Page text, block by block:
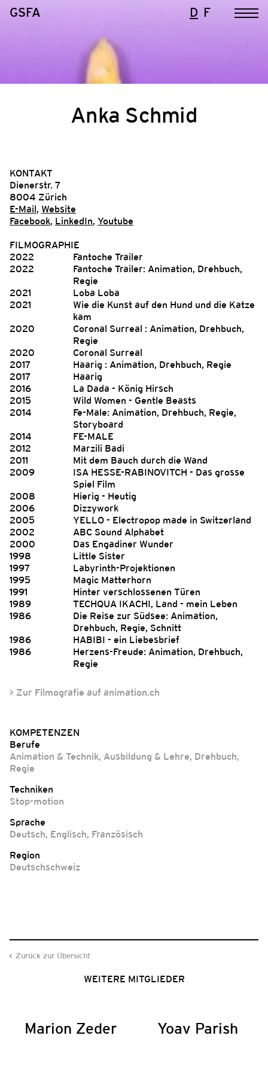
GSFA D F
Anka Schmid
KONTAKT
Dienerstr. 7
8004 Zürich
E-Mail, Website
Facebook, LinkedIn, Youtube
FILMOGRAPHIE
2022
Fantoche Trailer
2022
Fantoche Trailer: Animation, Drehbuch,
Regie
2021
Loba Loba
2021
Wie die Kunst auf den Hund und die Katze
kam
2020
Coronal Surreal : Animation, Drehbuch,
Regie
2020
Coronal Surreal
2017
Haarig : Animation, Drehbuch, Regie
2017
Haarig
2016
La Dada - König Hirsch
2015
Wild Women - Gentle Beasts
2014
Fe-Male: Animation, Drehbuch, Regie,
Storyboard
2014
FE-MALE
2012
Marzili Badi
2011
Mit dem Bauch durch die Wand
2009
ISA HESSE-RABINOVITCH - Das grosse
Spiel Film
2008
Hierig - Heutig
2006
Dizzywork
2005
YELLO - Electropop made in Switzerland
2002
ABC Sound Alphabet
2000
Das Engadiner Wunder
1998
Little Sister
1997
Labyrinth-Projektionen
1995
Magic Matterhorn
1991
Hinter verschlossenen Türen
1989
TECHQUA IKACHI, Land - mein Leben
1986
Die Reise zur Südsee: Animation,
Drehbuch, Regie, Schnitt
1986
HABIBI - ein Liebesbrief
1986
Herzens-Freude: Animation, Drehbuch,
Regie
> Zur Filmografie auf animation.ch
KOMPETENZEN
Berufe
Animation & Technik, Ausbildung & Lehre, Drehbuch,
Regie
Techniken
Stop-motion
Sprache
Deutsch, Englisch, Französisch
Region
Deutschschweiz
Zurück zur Übersicht
WEITERE MITGLIEDER
Marion Zeder Yoav Parish